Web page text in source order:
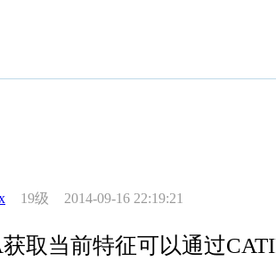
19级 2014-09-16 22:19:21
取当前特征可以通过